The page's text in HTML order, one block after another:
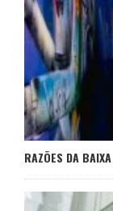
RAZÕES DA